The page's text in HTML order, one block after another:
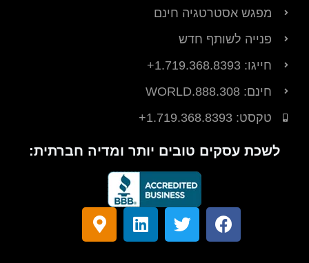
מפגש אסטרטגיה חינם
פנייה לשותף חדש
חייגו: 1.719.368.8393+
חינם: 888.308.WORLD
טקסט: ‎+1.719.368.8393
לשכת עסקים טובים יותר ומדיה חברתית:
פ
י
לְ
צַ
ל
י
ס
מ